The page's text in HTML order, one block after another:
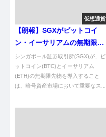
仮想通貨
【朗報】SGXがビットコイ
ン・イーサリアムの無期限先
物始めるで！これヤバない？
シンガポール証券取引所(SGX)が、ビ
ットコイン(BTC)とイーサリアム
(ETH)の無期限先物を導入すること
は、暗号資産市場において重要なス...